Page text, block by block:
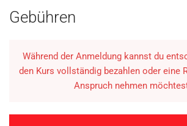
Gebühren
Während der Anmeldung kannst du
den Kurs vollständig bezahlen oder eine
Anspruch nehmen